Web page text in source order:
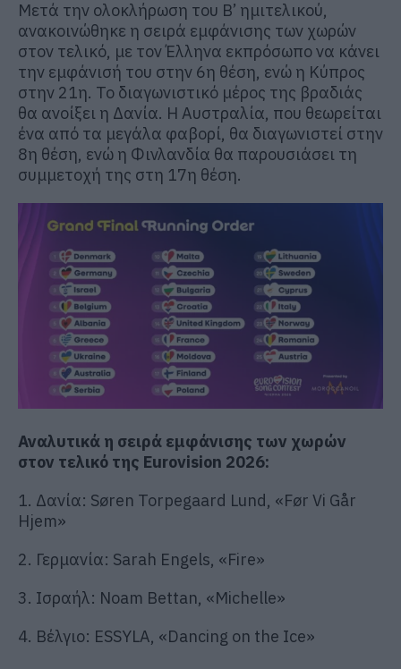
Μετά την ολοκλήρωση του Β’ ημιτελικού,
ανακοινώθηκε η σειρά εμφάνισης των χωρών
στον τελικό, με τον Έλληνα εκπρόσωπο να κάνει
την εμφάνισή του στην 6η θέση, ενώ η Κύπρος
στην 21η. Το διαγωνιστικό μέρος της βραδιάς
θα ανοίξει η Δανία. Η Αυστραλία, που θεωρείται
ένα από τα μεγάλα φαβορί, θα διαγωνιστεί στην
8η θέση, ενώ η Φινλανδία θα παρουσιάσει τη
συμμετοχή της στη 17η θέση.
Αναλυτικά η σειρά εμφάνισης των χωρών
στον τελικό της Eurovision 2026:
1. Δανία: Søren Torpegaard Lund, «Før Vi Går
Hjem»
2. Γερμανία: Sarah Engels, «Fire»
3. Ισραήλ: Noam Bettan, «Michelle»
4. Βέλγιο: ESSYLA, «Dancing on the Ice»